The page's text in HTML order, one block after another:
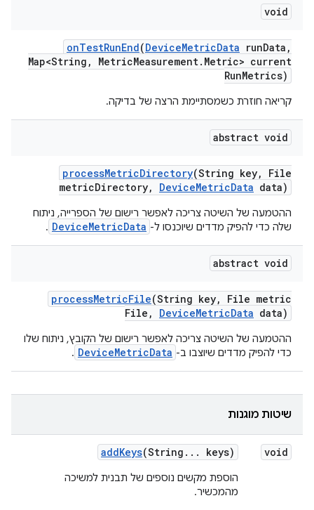
void
onTestRunEnd(DeviceMetricData runData ,
Map<String , MetricMeasurement. Metric> current
RunMetrics)
קריאה חוזרת כשמסתיימת הרצה של בדיקה.
abstract void
processMetricDirectory(String key,
File
metricDirectory, DeviceMetricData data)
ההטמעה של השיטה צריכה לאפשר רישום של הספרייה, ניתוח
שלה כדי להפיק מדדים שיוכנסו ל- DeviceMetricData
.
abstract void
processMetricFile(String key,
File metric
File , DeviceMetricData data)
ההטמעה של השיטה צריכה לאפשר רישום של הקובץ, ניתוח שלו
כדי להפיק מדדים שיוצבו ב- DeviceMetricData
.
שיטות מוגנות
void
addKeys(String . . . keys)
הוספת מקשים נוספים של תבנית למשיכה
מהמכשיר.